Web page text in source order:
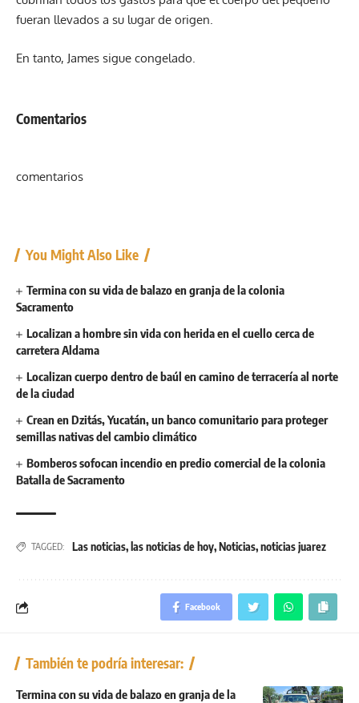
fueran llevados a su lugar de origen.
En tanto, James sigue congelado.
Comentarios
comentarios
You Might Also Like
Termina con su vida de balazo en granja de la colonia
Sacramento
Localizan a hombre sin vida con herida en el cuello cerca de
carretera Aldama
Localizan cuerpo dentro de baúl en camino de terracería al norte
de la ciudad
Crean en Dzitás, Yucatán, un banco comunitario para proteger
semillas nativas del cambio climático
Bomberos sofocan incendio en predio comercial de la colonia
Batalla de Sacramento
TAGGED: Las noticias, las noticias de hoy,Noticias,noticias juarez
Facebook
También te podría interesar:
Termina con su vida de balazo en granja de la